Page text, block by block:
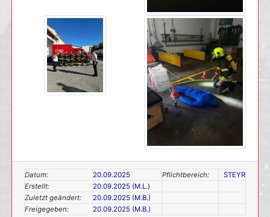
Datum: 20.09.2025 Pflichtbereich:
STEYR
Erstellt:
20.09.2025 (M.L.)
Zuletzt geändert:
20.09.2025 (M.B.)
Freigegeben:
20.09.2025 (M.B.)